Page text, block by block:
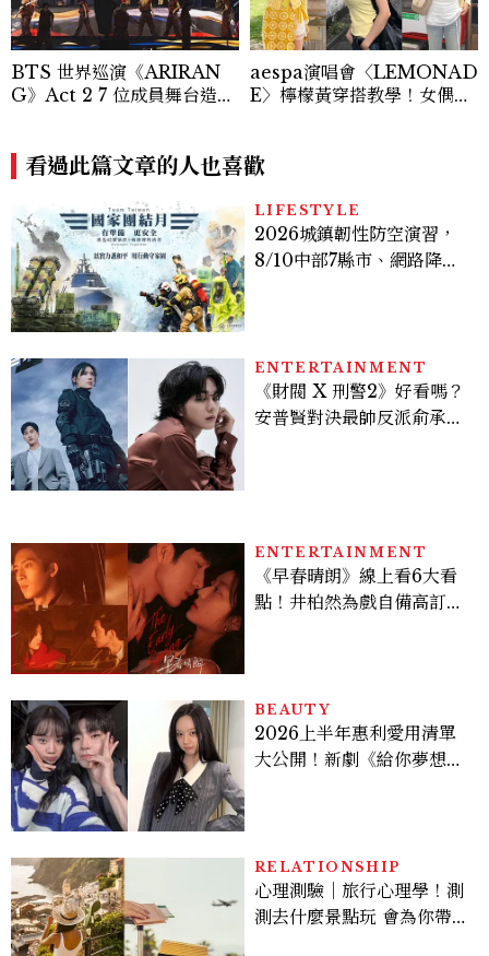
BTS 世界巡演《ARIRAN
G》Act 2 7 位成員舞台造型
aespa演唱會〈LEMONAD
E〉檸檬黃穿搭教學！女偶像
看過此篇文章的人也喜歡
LIFESTYLE
2026城鎮韌性防空演習，
8/10中部7縣市、網路降速
ENTERTAINMENT
《財閥 X 刑警2》好看嗎？
安普賢對決最帥反派俞承
ENTERTAINMENT
《早春晴朗》線上看6大看
點！井柏然為戲自備高訂，
BEAUTY
2026上半年惠利愛用清單
大公開！新劇《給你夢想》
RELATIONSHIP
心理測驗｜旅行心理學！測
測去什麼景點玩 會為你帶來